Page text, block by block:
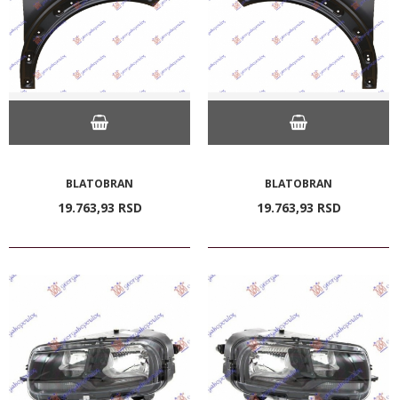
BLATOBRAN
19.763,93 RSD
BLATOBRAN
19.763,93 RSD